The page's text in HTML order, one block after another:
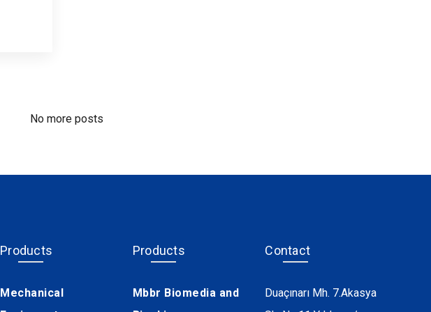
No more posts
Products
Mechanical
Products
Mbbr Biomedia and
Contact
Duaçınarı Mh. 7.Akasya